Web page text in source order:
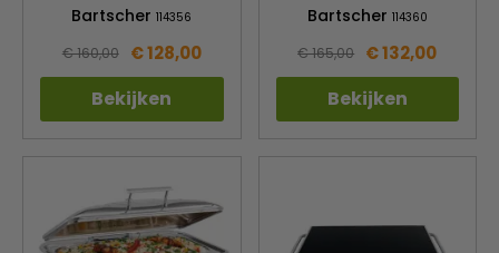
Bartscher114356
€ 160,00 € 128,00
Bekijken
Bartscher 114360
€ 165,00 € 132,00
Bekijken